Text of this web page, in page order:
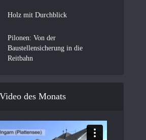
Holz mit Durchblick
Pilonen: Von der
Baustellensicherung in die
Reitbahn
Video des Monats